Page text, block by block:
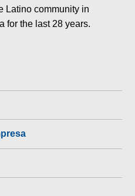
Latino community in
for the last 28 years.